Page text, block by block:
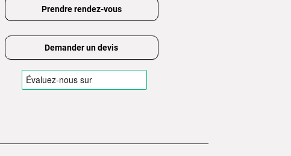
Prendre rendez-vous
Demander un devis